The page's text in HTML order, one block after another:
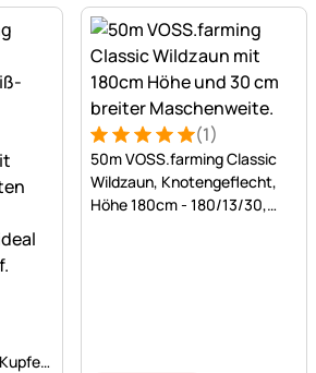
Bewertungen)
Bewertung: 5 von 5 (1
1 Bewertung (1)
50m VOSS.farming Classic
Wildzaun, Knotengeflecht,
Höhe 180cm - 180/13/30,